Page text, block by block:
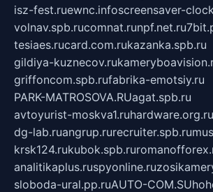
isz-fest.ruewnc.infoscreensaver-
volnav.spb.rucomnat.runpf.net.ru
tesiaes.rucard.com.rukazanka.spb.ru
gildiya-kuznecov.ru
griffoncom.spb.rufabrika-emotsiy.ru
PARK-MATROSOVA.RUagat.spb.ru
avtoyurist-moskva1.ruhardware.org.ru
dg-lab.ruangrup.rurecruiter.spb.ru
krsk124.rukubok.spb.ru
analitikaplus.ruspyonline.ru
sloboda-ural.pp.ruAUTO-COM.SU